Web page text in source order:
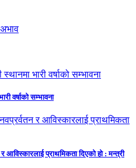
वर्षाको सम्भावना
आविस्कारलाई प्राथमिकता दिएको हो : मन्त्री